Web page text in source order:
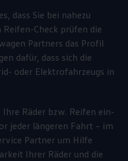
dass Sie bei nahezu
Check prüfen die
Partners das Profil
dafür, dass sich die
oder Elektrofahrzeugs in
Räder bzw. Reifen ein-
jeder längeren Fahrt – im
Partner um Hilfe
Ihrer Räder und die